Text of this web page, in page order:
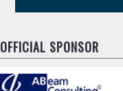
OFFICIAL SPONSOR